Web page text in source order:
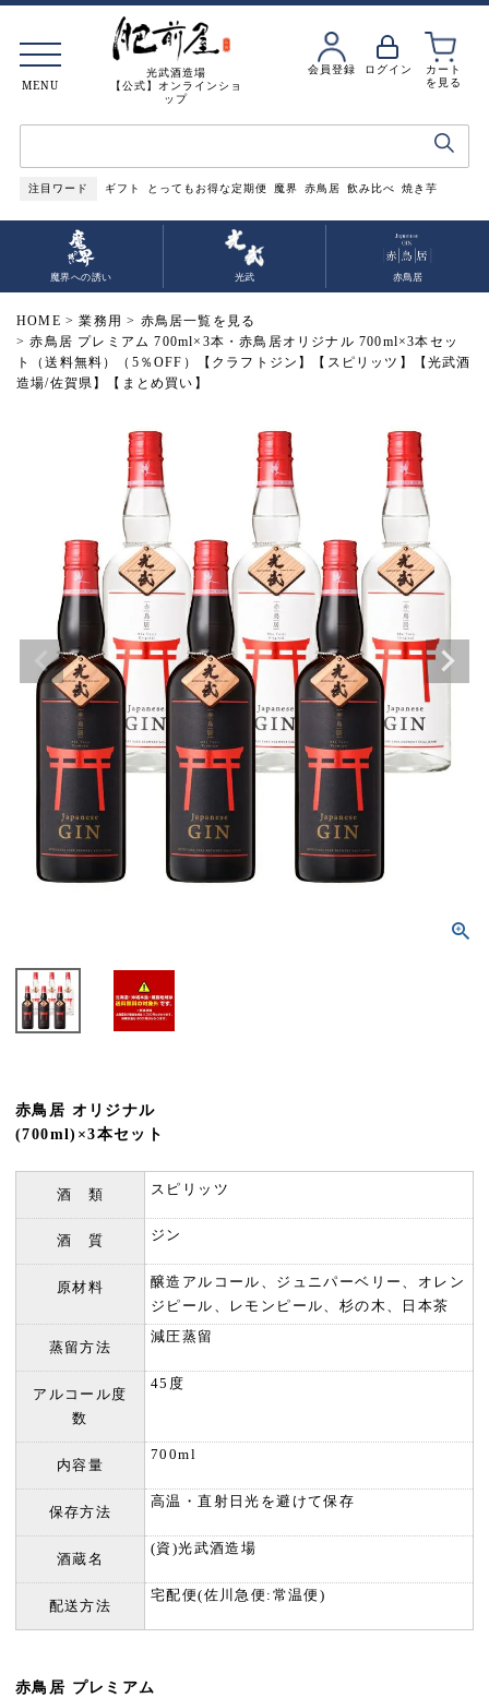
光武酒造場
【公式】オンラインショ
ップ
会員登録 ログイン
カート
を見る
注目ワード ギフト とってもお得な定期便 魔界 赤鳥居 飲み比べ 焼き芋
MENU
魔界への誘い 光武 赤鳥居
HOME 業務用
赤鳥居一覧を見る
赤鳥居 プレミアム 700ml×3本・赤鳥居オリジナル 700ml×3本セッ
ト（送料無料）（5％OFF）【クラフトジン】【スピリッツ】【光武酒
造場/佐賀県】【まとめ買い】
赤鳥居 オリジナル
(700ml)×3本セット
酒 類 スピリッツ
酒 質 ジン
原材料
醸造アルコール、ジュニパーベリー、オレン
ジピール、レモンピール、杉の木、日本茶
蒸留方法
減圧蒸留
アルコール度
数
45度
内容量
700ml
保存方法
高温・直射日光を避けて保存
酒蔵名
(資)光武酒造場
配送方法
宅配便(佐川急便:常温便)
赤鳥居 プレミアム